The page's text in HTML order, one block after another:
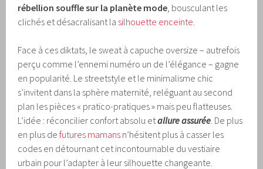
rébellion souffle sur la planète mode , bousculant les
clichés et désacralisant la silhouette enceinte
Face à ces diktats, le sweat à capuche oversize – autrefois
perçu comme l’ennemi numéro un de l’élégance – gagne
en popularité. Le streetstyle et le minimalisme chic
s’invitent dans la sphère maternité, reléguant au second
plan les pièces « pratico-pratiques » mais peu flatteuses.
L’idée : réconcilier confort absolu etallure assurée . De plus
en plus defutures mamans n’hésitent plus à casser les
codes en détournant cet incontournable du vestiaire
urbain pour l’adapter à leur silhouette changeante.